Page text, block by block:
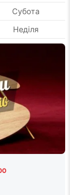
Субота
Неділя